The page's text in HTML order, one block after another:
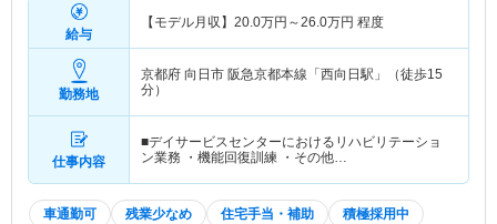
給与
【モデル月収】 20.0万円～26.0万円 程度
勤務地
京都府 向日市 阪急京都本線「西向日駅」（徒歩15
分）
仕事内容
■デイサービスセンターにおけるリハビリテーショ
ン業務 ・機能回復訓練 ・その他…
車通勤可 残業少なめ 住宅手当・補助 積極採用中